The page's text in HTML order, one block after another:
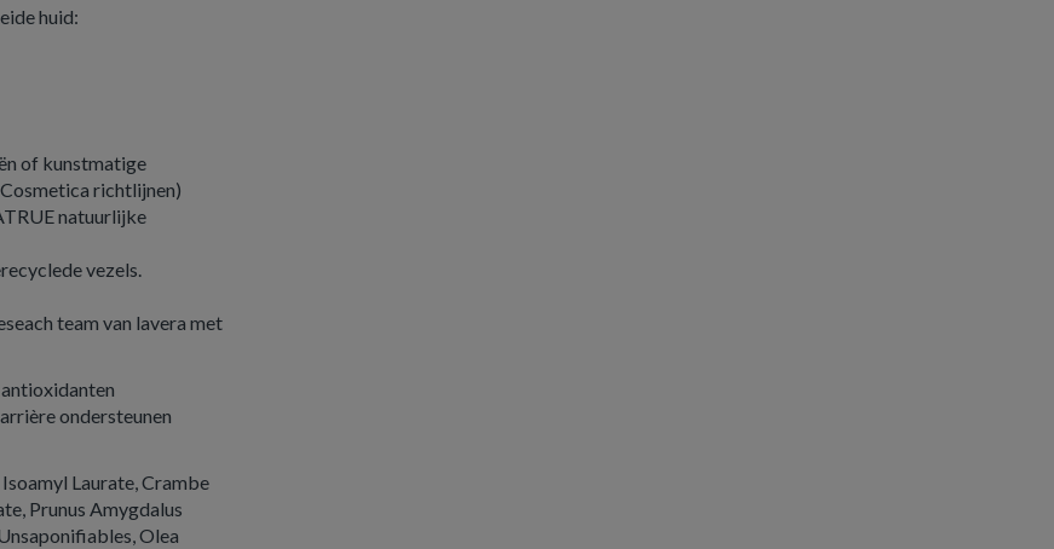
huid:
of kunstmatige
richtlijnen)
natuurlijke
vezels.
team van lavera met
ondersteunen
Laurate, Crambe
Prunus Amygdalus
Olea